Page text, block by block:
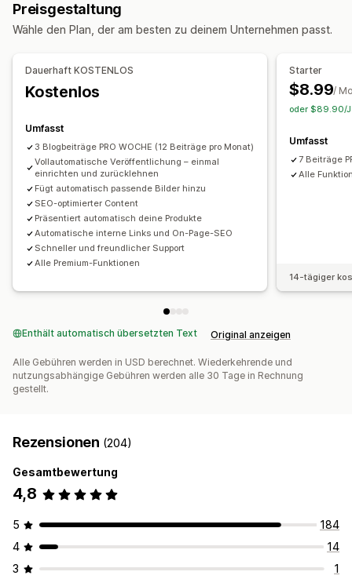
SEO
Artikel-Tags
Interne Verlinkung
Lokale SEO Optimierung der Inhalte
Preisgestaltung
Wähle den Plan, der am besten zu deinem Unternehmen passt.
Dauerhaft KOSTENLOS
Kostenlos
Umfasst
3 Blogbeiträge PRO WOCHE (12 Beiträge pro Monat)
Vollautomatische Veröffentlichung – einmal
einrichten und zurücklehnen
Fügt automatisch passende Bilder hinzu
SEO-optimierter Content
Präsentiert automatisch deine Produkte
Automatische interne Links und On-Page-SEO
Schneller und freundlicher Support
Alle Premium-Funktionen
Starter
$8.99/
oder $89.90/
Umfasst
7 Beiträge
Alle
14-tägiger
Enthält automatisch übersetzten Text Original anzeigen
Alle Gebühren werden in USD berechnet. Wiederkehrende und
nutzungsabhängige Gebühren werden alle 30 Tage in Rechnung
gestellt.
Rezensionen (204)
Gesamtbewertung
4,8
5
184
4
14
3
1